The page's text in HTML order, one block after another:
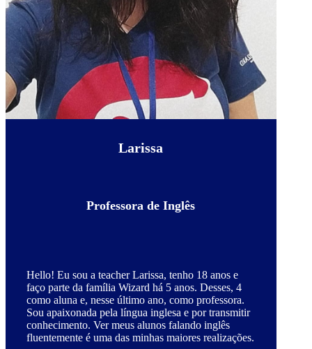
Larissa
Professora de Inglês
Hello! Eu sou a teacher Larissa, tenho 18 anos e
faço parte da família Wizard há 5 anos. Desses, 4
como aluna e, nesse último ano, como professora.
Sou apaixonada pela língua inglesa e por transmitir
conhecimento. Ver meus alunos falando inglês
fluentemente é uma das minhas maiores realizações.